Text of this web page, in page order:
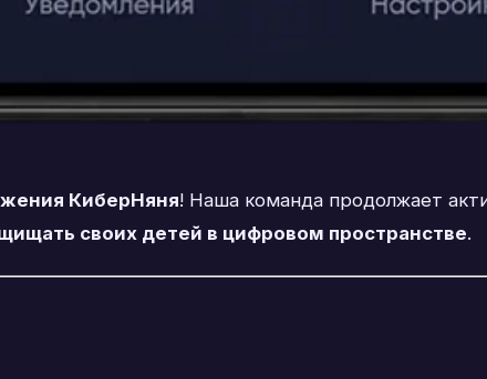
КиберНяня! Наша команда продолжает
своих детей в цифровом пространстве.